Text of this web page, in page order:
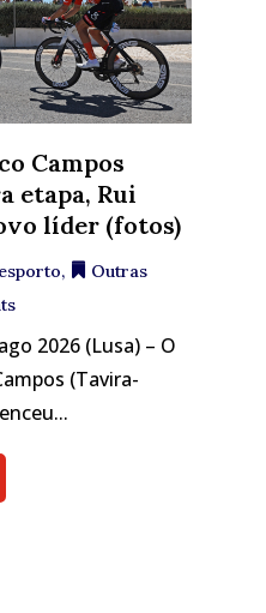
Campos
etapa, Rui
líder (fotos)
,
Outras
2026 (Lusa) – O
(Tavira-